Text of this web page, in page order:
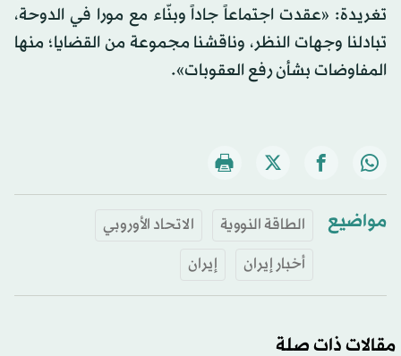
تغريدة: «عقدت اجتماعاً جاداً وبنّاء مع مورا في الدوحة،
تبادلنا وجهات النظر، وناقشنا مجموعة من القضايا؛ منها
المفاوضات بشأن رفع العقوبات».
مواضيع الطاقة النووية
الاتحاد الأوروبي
أخبار إيران
إيران
مقالات ذات صلة